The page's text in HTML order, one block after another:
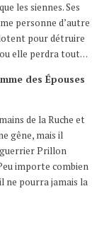
les siennes. Ses
personne d’autre
pour détruire
elle perdra tout…
des Épouses
de la Ruche et
gêne, mais il
guerrier Prillon
importe combien
ne pourra jamais la